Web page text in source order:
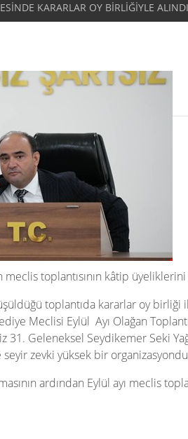
KARARLAR OY BİRLİĞİYLE ALINDI
meclis toplantısının kâtip
toplantıda kararlar oy birliği
Meclisi Eylül Ayı Olağan
Geleneksel Seydikemer Seki
seyir zevki yüksek bir
ardından Eylül ayı meclis